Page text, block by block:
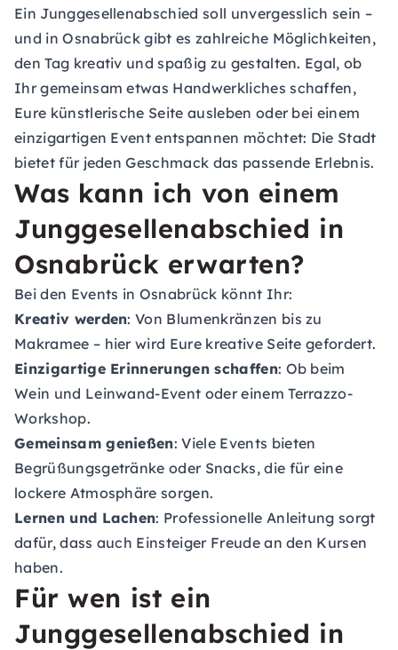
Ein Junggesellenabschied soll unvergesslich sein –
und in Osnabrück gibt es zahlreiche Möglichkeiten,
den Tag kreativ und spaßig zu gestalten. Egal, ob
Ihr gemeinsam etwas Handwerkliches schaffen,
Eure künstlerische Seite ausleben oder bei einem
einzigartigen Event entspannen möchtet: Die Stadt
bietet für jeden Geschmack das passende Erlebnis.
Was kann ich von einem
Junggesellenabschied in
Osnabrück erwarten?
Bei den Events in Osnabrück könnt Ihr:
Kreativ werden: Von Blumenkränzen bis zu
Makramee – hier wird Eure kreative Seite gefordert.
Einzigartige Erinnerungen schaffen: Ob beim
Wein und Leinwand-Event oder einem Terrazzo-
Workshop.
Gemeinsam genießen: Viele Events bieten
Begrüßungsgetränke oder Snacks, die für eine
lockere Atmosphäre sorgen.
Lernen und Lachen: Professionelle Anleitung sorgt
dafür, dass auch Einsteiger Freude an den Kursen
haben.
Für wen ist ein
Junggesellenabschied in